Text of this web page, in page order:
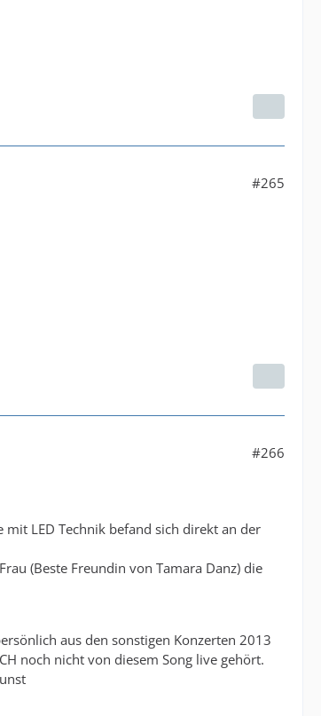
#265
#266
LED Technik befand sich direkt an der
(Beste Freundin von Tamara Danz) die
aus den sonstigen Konzerten 2013
noch nicht von diesem Song live gehört.